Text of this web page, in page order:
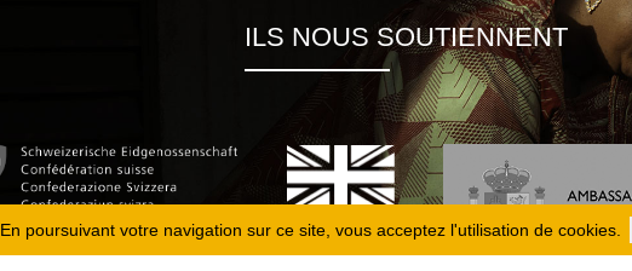
En poursuivant votre navigation sur ce site, vous acceptez l'utilisation de cookies.
ILS NOUS SOUTIENNENT